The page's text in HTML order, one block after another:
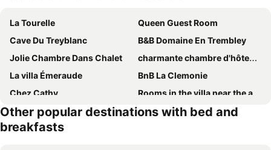
La Tourelle
Queen Guest Room
Cave Du Treyblanc
B&B Domaine En Trembley
Jolie Chambre Dans Chalet
charmante chambre d'hôtes avec salon
La villa Émeraude
BnB La Clemonie
Chez Cathy
Rooms in the villa near the airport, share bathroom and share kitchen
Golf du Rochat
Studio Apartment in Swiss Chalet - skiing nearby! Garden views
BnB "Les Coquelicots"
Other popular destinations with bed and
breakfasts